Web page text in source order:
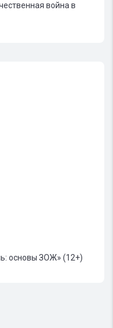
война в
основы ЗОЖ» (12+)